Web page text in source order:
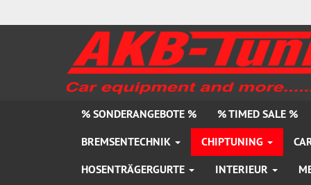
% SONDERANGEBOTE % % TIMED SALE %
BREMSENTECHNIK
CHIPTUNING
HOSENTRÄGERGURTE
INTERIEUR